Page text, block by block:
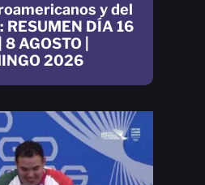
y del
DÍA 16
8 AGOSTO |
2026